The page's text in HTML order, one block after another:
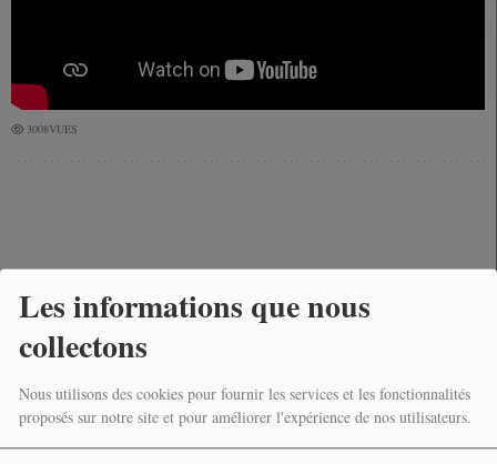
Les informations que nous
collectons
Nous utilisons des cookies pour fournir les services et les fonctionnalités
proposés sur notre site et pour améliorer l'expérience de nos utilisateurs.
3008VUES
ZERO FAUTE On ti chans